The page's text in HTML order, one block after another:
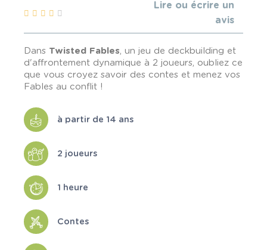
Lire ou écrire un
avis
Dans Twisted Fables, un jeu de deckbuilding et
d'affrontement dynamique à 2 joueurs, oubliez ce
que vous croyez savoir des contes et menez vos
Fables au conflit !
à partir de 14 ans
2 joueurs
1 heure
Contes